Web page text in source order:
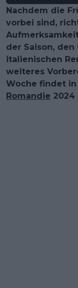
Nachdem die
vorbei sind,
der Saison, den
italienischen
weiteres
Woche findet
Romandie 2024